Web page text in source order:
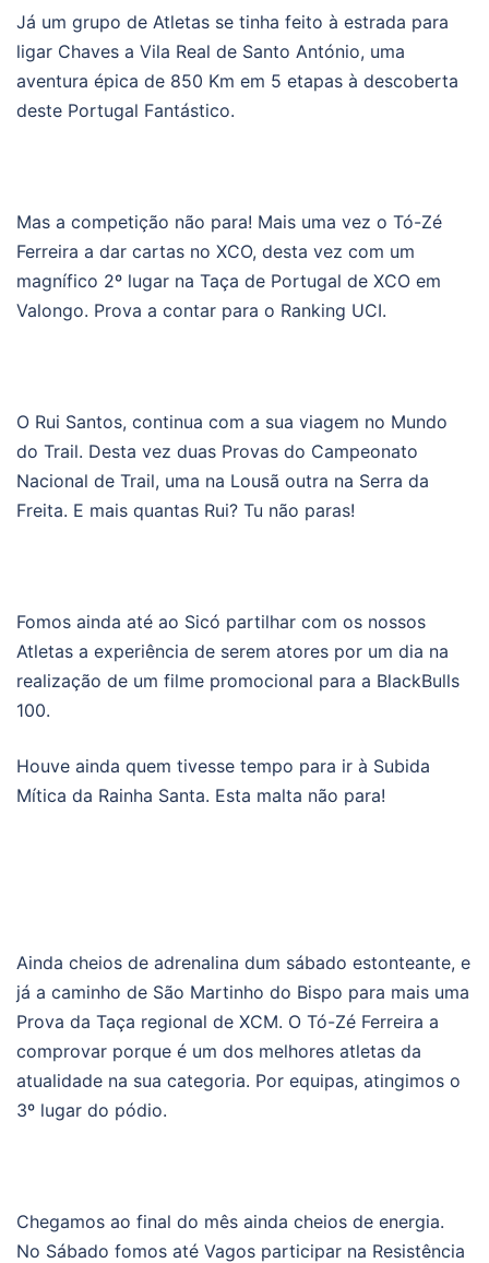
Já um grupo de Atletas se tinha feito à estrada para
ligar Chaves a Vila Real de Santo António, uma
aventura épica de 850 Km em 5 etapas à descoberta
deste Portugal Fantástico.
Mas a competição não para! Mais uma vez o Tó-Zé
Ferreira a dar cartas no XCO, desta vez com um
magnífico 2º lugar na Taça de Portugal de XCO em
Valongo. Prova a contar para o Ranking UCI.
O Rui Santos, continua com a sua viagem no Mundo
do Trail. Desta vez duas Provas do Campeonato
Nacional de Trail, uma na Lousã outra na Serra da
Freita. E mais quantas Rui? Tu não paras!
Fomos ainda até ao Sicó partilhar com os nossos
Atletas a experiência de serem atores por um dia na
realização de um filme promocional para a BlackBulls
100.
Houve ainda quem tivesse tempo para ir à Subida
Mítica da Rainha Santa. Esta malta não para!
Ainda cheios de adrenalina dum sábado estonteante, e
já a caminho de São Martinho do Bispo para mais uma
Prova da Taça regional de XCM. O Tó-Zé Ferreira a
comprovar porque é um dos melhores atletas da
atualidade na sua categoria. Por equipas, atingimos o
3º lugar do pódio.
Chegamos ao final do mês ainda cheios de energia.
No Sábado fomos até Vagos participar na Resistência